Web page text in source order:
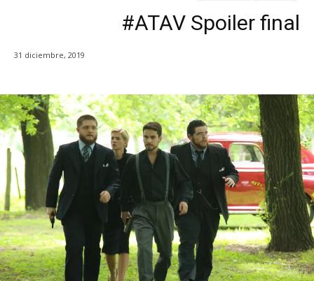
#ATAV Spoiler final
31 diciembre, 2019